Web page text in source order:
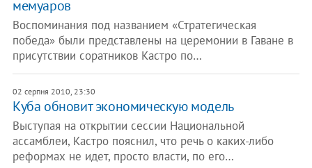
мемуаров
Воспоминания под названием «Стратегическая
победа» были представлены на церемонии в Гаване в
присутствии соратников Кастро по…
02 серпня 2010, 23:30
Куба обновит экономическую модель
Выступая на открытии сессии Национальной
ассамблеи, Кастро пояснил, что речь о каких-либо
реформах не идет, просто власти, по его…